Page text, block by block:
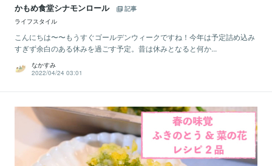
かもめ食堂シナモンロール
記事
ライフスタイル
こんにちは〜〜もうすぐゴールデンウィークですね！今年は予定詰め込み
すぎず余白のある休みを過ごす予定。昔は休みとなると何か...
なかすみ
2022/04/24 03:01